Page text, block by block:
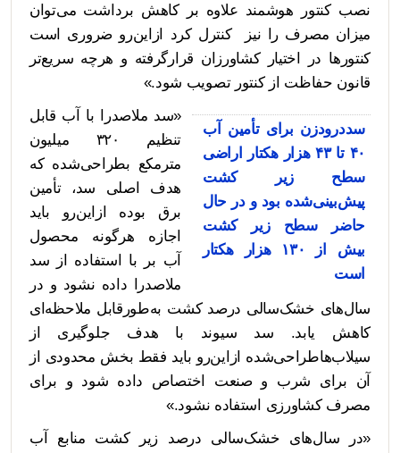
نصب کنتور هوشمند علاوه بر کاهش برداشت می‌توان
میزان مصرف را نیز کنترل کرد ازاین‌رو ضروری است
کنتورها در اختیار کشاورزان قرارگرفته و هرچه سریع‌تر
قانون حفاظت از کنتور تصویب شود.»
سددرودزن برای تأمین آب
۴۰ تا ۴۳ هزار هکتار اراضی
سطح زیر کشت
پیش‌بینی‌شده بود و در حال
حاضر سطح زیر کشت
بیش از ۱۳۰ هزار هکتار
است
«سد ملاصدرا با آب قابل
تنظیم ۳۲۰ میلیون
مترمکع بطراحی‌شده که
هدف اصلی سد، تأمین
برق بوده ازاین‌رو باید
اجازه هرگونه محصول
آب بر با استفاده از سد
ملاصدرا داده نشود و در
سال‌های خشک‌سالی درصد کشت به‌طورقابل‌ ملاحظه‌ای
کاهش یابد. سد سیوند با هدف جلوگیری از
سیلاب‌هاطراحی‌شده ازاین‌رو باید فقط بخش محدودی از
آن برای شرب و صنعت اختصاص داده شود و برای
مصرف کشاورزی استفاده نشود.»
«در سال‌های خشک‌سالی درصد زیر کشت منابع آب